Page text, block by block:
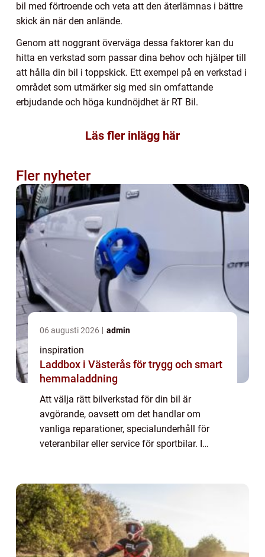
bil med förtroende och veta att den återlämnas i bättre
skick än när den anlände.
Genom att noggrant överväga dessa faktorer kan du
hitta en verkstad som passar dina behov och hjälper till
att hålla din bil i toppskick. Ett exempel på en verkstad i
området som utmärker sig med sin omfattande
erbjudande och höga kundnöjdhet är RT Bil.
Läs fler inlägg här
Fler nyheter
06 augusti 2026 admin
inspiration
Laddbox i Västerås för trygg och smart
hemmaladdning
Att välja rätt bilverkstad för din bil är
avgörande, oavsett om det handlar om
vanliga reparationer, specialunderhåll för
veteranbilar eller service för sportbilar. I